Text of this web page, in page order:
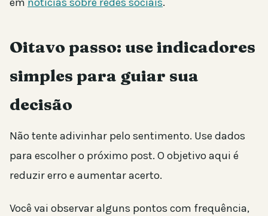
Oitavo passo: use indicadores
simples para guiar sua
decisão
Não tente adivinhar pelo sentimento. Use dados
para escolher o próximo post. O objetivo aqui é
reduzir erro e aumentar acerto.
Você vai observar alguns pontos com frequência,